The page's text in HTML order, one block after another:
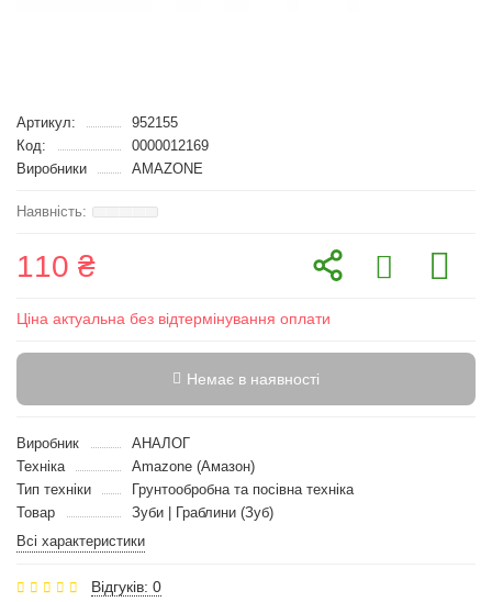
Артикул:
952155
Код:
0000012169
Виробники
AMAZONE
110 ₴
Ціна актуальна без відтермінування оплати
Немає в наявності
Виробник
АНАЛОГ
Техніка
Amazone (Амазон)
Тип техніки
Грунтообробна та посівна техніка
Товар
Зуби | Граблини (Зуб)
Всі характеристики
Відгуків: 0